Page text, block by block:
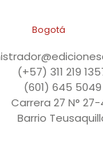
Bogotá
(+57) 311 219
(601) 645 5049
Carrera 27 N° 27-
Barrio